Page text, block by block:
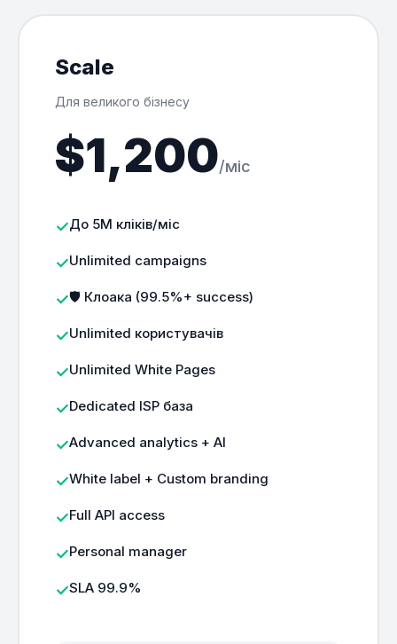
Scale
Для великого бізнесу
$1,200/міс
До 5M кліків/міс
Unlimited campaigns
🛡️ Клоака (99.5%+ success)
Unlimited користувачів
Unlimited White Pages
Dedicated ISP база
Advanced analytics + AI
White label + Custom branding
Full API access
Personal manager
SLA 99.9%